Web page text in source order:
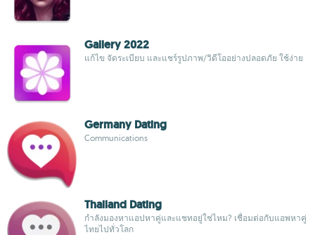
Gallery 2022
แก้ไข จัดระเบียบ และแชร์รูปภาพ/วิดีโออย่างปลอดภัย ใช้ง่าย
Germany Dating
Communications
Thailand Dating
กำลังมองหาแอปหาคู่และแชทอยู่ใช่ไหม? เชื่อมต่อกับแอพหาคู่
ไทยไปทั่วโลก